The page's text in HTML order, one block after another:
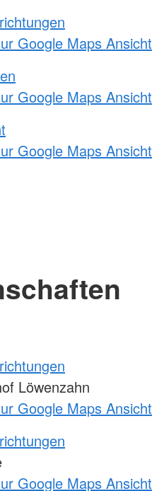
Google Maps Ansicht
Google Maps Ansicht
Google Maps Ansicht
Löwenzahn
Google Maps Ansicht
Google Maps Ansicht